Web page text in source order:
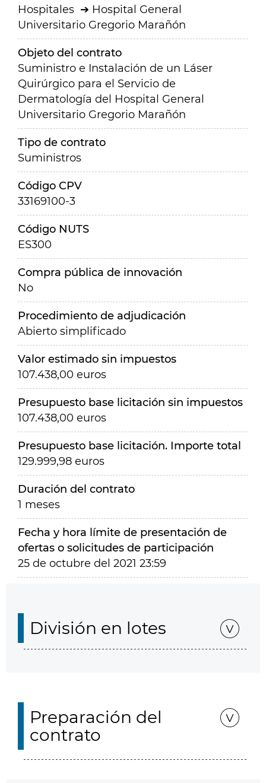
Hospitales
Hospital General
Universitario Gregorio Marañón
Objeto del contrato
Suministro e Instalación de un Láser
Quirúrgico para el Servicio de
Dermatología del Hospital General
Universitario Gregorio Marañón
Tipo de contrato
Suministros
Código CPV
33169100-3
Código NUTS
ES300
Compra pública de innovación
No
Procedimiento de adjudicación
Abierto simplificado
Valor estimado sin impuestos
107.438,00 euros
Presupuesto base licitación sin impuestos
107.438,00 euros
Presupuesto base licitación. Importe total
129.999,98 euros
Duración del contrato
1 meses
Fecha y hora límite de presentación de
ofertas o solicitudes de participación
25 de octubre del 2021 23:59
División en lotes
Preparación del
contrato